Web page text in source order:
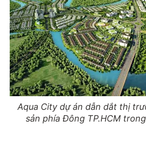
Aqua City dự án dẫn dắt thị
sản phía Đông TP.HCM